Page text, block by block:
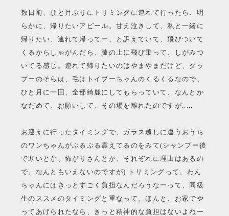
数日前、ひと月ぶりにトリミングに連れて行ったら、明
らかに、帰りたいアピール。甘え泣きして、私と一緒に
帰りたい、連れて帰ってー、と訴えていて、飛びついて
くるからしゃがんだら、膝の上に飛び乗って、しがみつ
いてる感じ。連れて帰りたいのはやまやまだけど、ダッ
プーのそらは、毛はトイプーちゃんのくるくるなので、
ひと月に一回、全部綺麗にしてもらっていて、なんとか
なだめて、お願いして、その場を離れたのですが.....
お迎えに行ったタイミングで、ガラス越しに違うおうち
のワンちゃんがぶるぶる震えてるのをみて(シャンプー後
で寒いとか、怖がりさんとか、それぞれに理由はあるの
で、なんともいえないのですが) トリミングって、わん
ちゃんにはきっとすごく負担なんだろうなーって、同級
生のススメのタイミングと重なって、ほんと、お家でや
ってあげられたなら、きっと精神的な負担はないよねー